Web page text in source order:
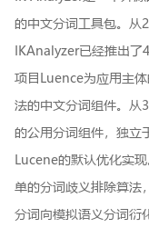
的中文分词工具包。从
IKAnalyzer已经推出了
项目Luence为应用主
法的中文分词组件。从
的公用分词组件，独立
Lucene的默认优化实
单的分词歧义排除算法
分词向模拟语义分词衍